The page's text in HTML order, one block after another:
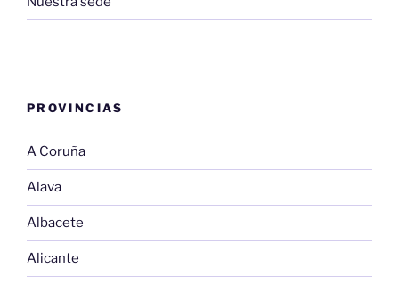
PROVINCIAS
A Coruña
Alava
Albacete
Alicante